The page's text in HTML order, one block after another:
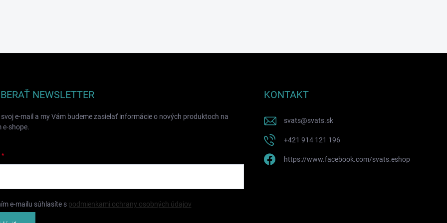
NEWSLETTER
e-mail a my Vám budeme zasielať informácie o nových produktoch na
e-shope.
e-mailu súhlasíte s podmienkami ochrany osobných údajov
KONTAKT
svats@svats.sk
+421 914 121 196
https://www.facebook.com/svats.eshop